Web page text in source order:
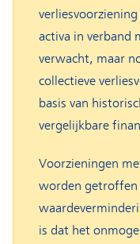
activa in verband
verwacht, maar
collectieve
basis van
vergelijkbare
Voorzieningen
worden getroffen
is dat het